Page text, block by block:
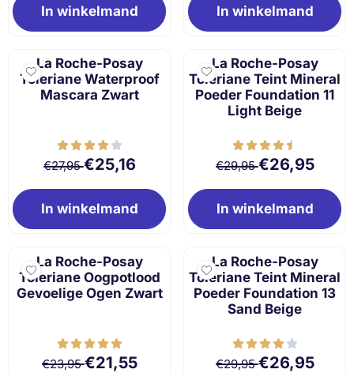
In winkelmand In winkelmand
La Roche-Posay
Toleriane Waterproof
Mascara Zwart
Van 27,95 voor 25,16
€27,95€25,16
In winkelmand
La Roche-Posay
Toleriane Teint Mineral
Poeder Foundation 11
Light Beige
Van 29,95 voor
€29,95€26,95
In winkelmand
La Roche-Posay
Toleriane Oogpotlood
Gevoelige Ogen Zwart
Van 23,95 voor 21,55
€23,95€21,55
La Roche-Posay
Toleriane Teint Mineral
Poeder Foundation 13
Sand Beige
Van 29,95 voor
€29,95€26,95